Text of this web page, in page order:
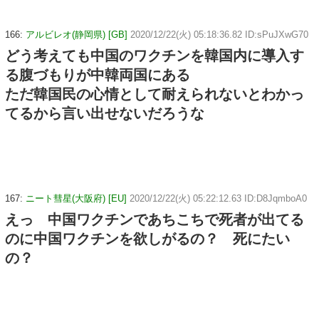
166: アルビレオ(静岡県) [GB] 2020/12/22(火) 05:18:36.82 ID:sPuJXwG70
どう考えても中国のワクチンを韓国内に導入す
る腹づもりが中韓両国にある
ただ韓国民の心情として耐えられないとわかっ
てるから言い出せないだろうな
167: ニート彗星(大阪府) [EU] 2020/12/22(火) 05:22:12.63 ID:D8JqmboA0
えっ 中国ワクチンであちこちで死者が出てる
のに中国ワクチンを欲しがるの？ 死にたい
の？